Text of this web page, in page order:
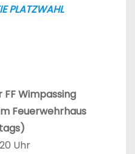
PLATZWAHL
Wimpassing
Feuerwehrhaus
Uhr